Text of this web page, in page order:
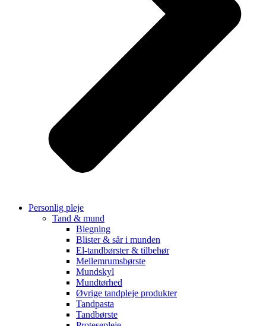
Personlig pleje
Tand & mund
Blegning
Blister & sår i munden
El-tandbørster & tilbehør
Mellemrumsbørste
Mundskyl
Mundtørhed
Øvrige tandpleje produkter
Tandpasta
Tandbørste